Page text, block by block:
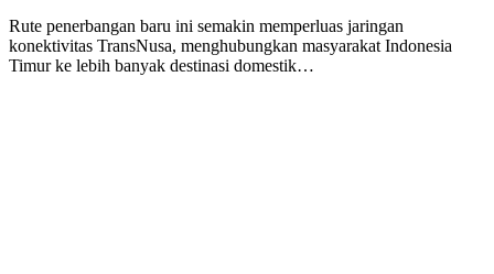
Rute penerbangan baru ini semakin memperluas jaringan
konektivitas TransNusa, menghubungkan masyarakat Indonesia
Timur ke lebih banyak destinasi domestik…